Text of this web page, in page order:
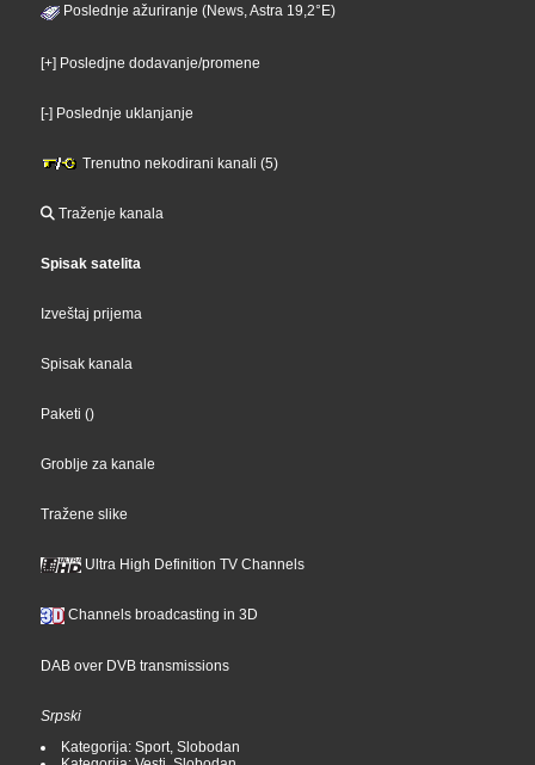
Poslednje ažuriranje (News, Astra 19,2°E)
[+] Posledjne dodavanje/promene
[-] Poslednje uklanjanje
Trenutno nekodirani kanali (5)
Traženje kanala
Spisak satelita
Izveštaj prijema
Spisak kanala
Paketi ()
Groblje za kanale
Tražene slike
Ultra High Definition TV Channels
Channels broadcasting in 3D
DAB over DVB transmissions
Srpski
Kategorija: Sport, Slobodan